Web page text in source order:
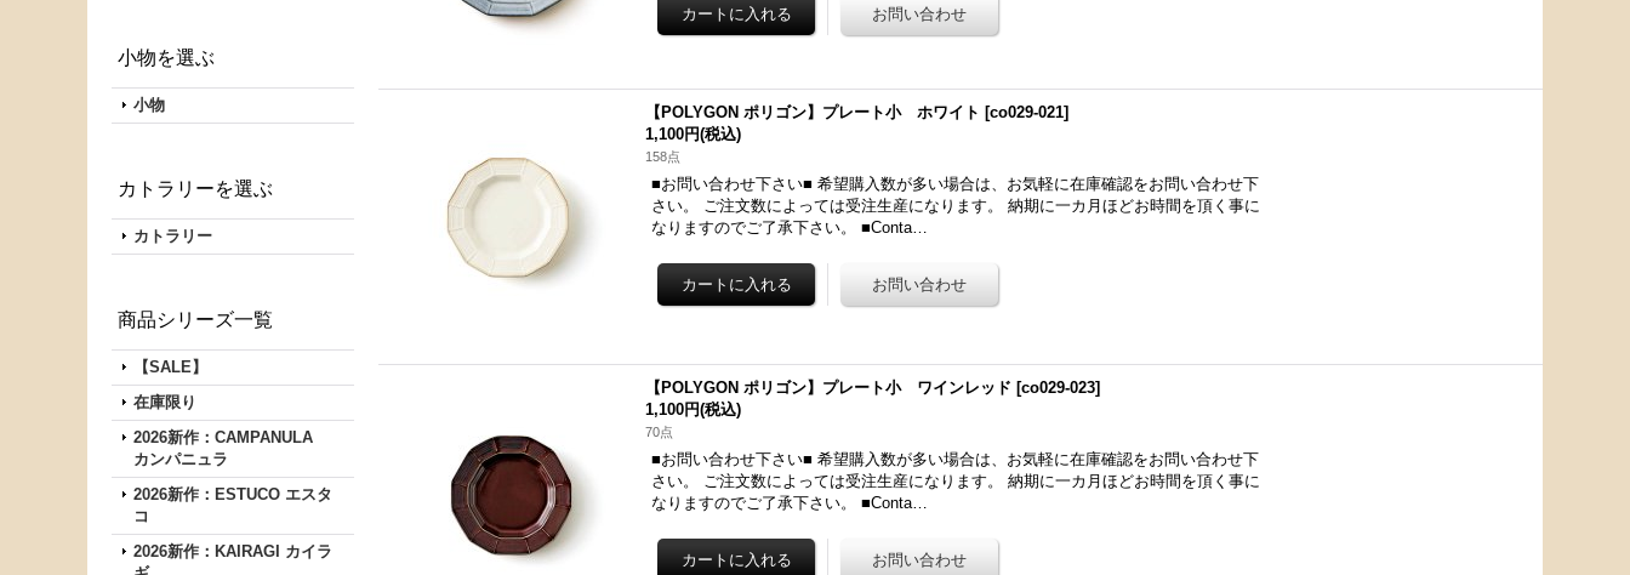
小物を選ぶ
小物
カトラリーを選ぶ
カトラリー
商品シリーズ一覧
【SALE】
在庫限り
2026新作：CAMPANULA
カンパニュラ
2026新作：ESTUCO エスタ
コ
2026新作：KAIRAGI カイラ
【POLYGON ポリゴン】プレート小 ホワイト [co029-021]
1,100円(税込)
158点
■お問い合わせ下さい■ 希望購入数が多い場合は、お気軽に在庫確認をお問い合わせ下
さい。 ご注文数によっては受注生産になります。 納期に一カ月ほどお時間を頂く事に
なりますのでご了承下さい。 ■Conta…
【POLYGON ポリゴン】プレート小 ワインレッド [co029-023]
1,100円(税込)
70点
■お問い合わせ下さい■ 希望購入数が多い場合は、お気軽に在庫確認をお問い合わせ下
さい。 ご注文数によっては受注生産になります。 納期に一カ月ほどお時間を頂く事に
なりますのでご了承下さい。 ■Conta…